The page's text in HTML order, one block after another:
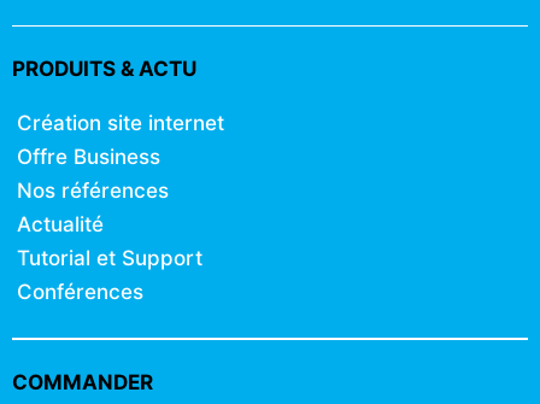
PRODUITS & ACTU
Création site internet
Offre Business
Nos références
Actualité
Tutorial et Support
Conférences
COMMANDER